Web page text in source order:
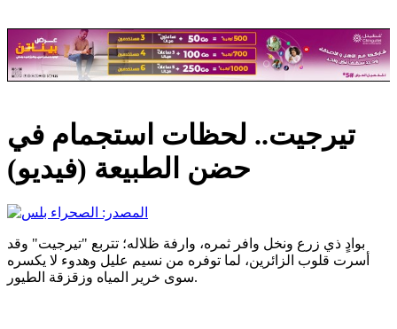
تيرجيت.. لحظات استجمام في
حضن الطبيعة (فيديو)
بوادٍ ذي زرع ونخل وافر ثمره، وارفة ظلاله؛ تتربع "تيرجيت" وقد
أسرت قلوب الزائرين، لما توفره من نسيم عليل وهدوء لا يكسره
سوى خرير المياه وزقزقة الطيور.